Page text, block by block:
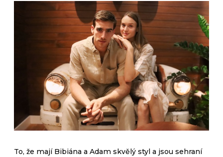
To, že mají Bibiána a Adam skvělý styl a jsou sehraní